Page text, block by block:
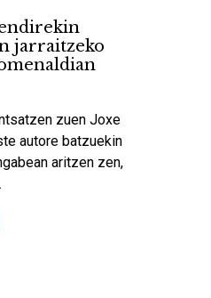
jarraitzeko
zuen Joxe
autore batzuekin
aritzen zen,